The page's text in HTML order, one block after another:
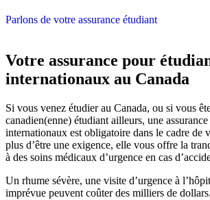
Parlons de votre assurance étudiant
Votre assurance pour
internationaux au Canada
Si vous venez étudier au Canada, ou si vous
canadien(enne) étudiant ailleurs, une
internationaux est obligatoire dans le cadre de
plus d’être une exigence, elle vous offre la
à des soins médicaux d’urgence en cas
Un rhume sévère, une visite d’urgence à
imprévue peuvent coûter des milliers de dollars.